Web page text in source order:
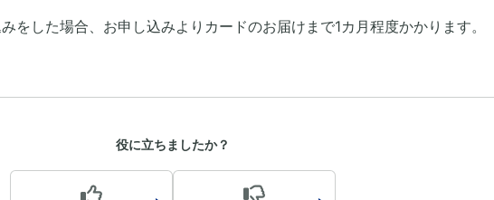
をした場合、お申し込みよりカードのお届けまで1カ月程度かかります。
役に立ちましたか？